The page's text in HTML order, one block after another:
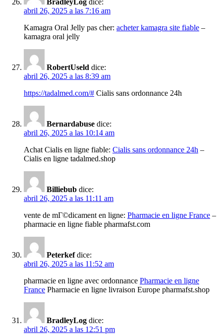
BradleyLog dice:
abril 26, 2025 a las 7:16 am
Kamagra Oral Jelly pas cher: acheter kamagra site fiable –
kamagra oral jelly
RobertUseld dice:
abril 26, 2025 a las 8:39 am
https://tadalmed.com/# Cialis sans ordonnance 24h
Bernardabuse dice:
abril 26, 2025 a las 10:14 am
Achat Cialis en ligne fiable: Cialis sans ordonnance 24h –
Cialis en ligne tadalmed.shop
Billiebub dice:
abril 26, 2025 a las 11:11 am
vente de mГ©dicament en ligne: Pharmacie en ligne France –
pharmacie en ligne fiable pharmafst.com
Peterkef dice:
abril 26, 2025 a las 11:52 am
pharmacie en ligne avec ordonnance Pharmacie en ligne
France Pharmacie en ligne livraison Europe pharmafst.shop
BradleyLog dice:
abril 26, 2025 a las 12:51 pm